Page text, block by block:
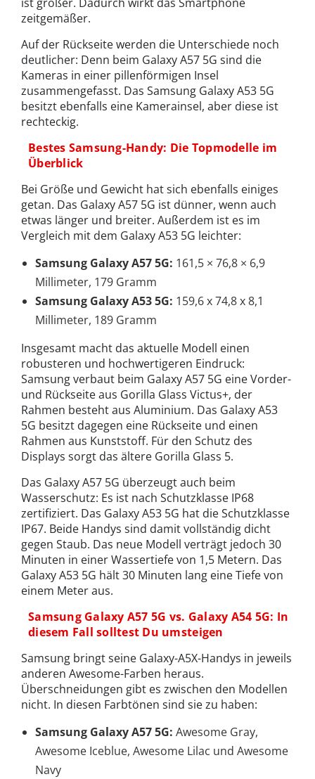
zeitgemäßer.
Auf der Rückseite werden die Unterschiede noch
deutlicher: Denn beim Galaxy A57 5G sind die
Kameras in einer pillenförmigen Insel
zusammengefasst. Das Samsung Galaxy A53 5G
besitzt ebenfalls eine Kamerainsel, aber diese ist
rechteckig.
Bestes Samsung-Handy: Die Topmodelle im
Überblick
Bei Größe und Gewicht hat sich ebenfalls einiges
getan. Das Galaxy A57 5G ist dünner, wenn auch
etwas länger und breiter. Außerdem ist es im
Vergleich mit dem Galaxy A53 5G leichter:
Samsung Galaxy A57 5G: 161,5 × 76,8 × 6,9
Millimeter, 179 Gramm
Samsung Galaxy A53 5G: 159,6 x 74,8 x 8,1
Millimeter, 189 Gramm
Insgesamt macht das aktuelle Modell einen
robusteren und hochwertigeren Eindruck:
Samsung verbaut beim Galaxy A57 5G eine Vorder-
und Rückseite aus Gorilla Glass Victus+, der
Rahmen besteht aus Aluminium. Das Galaxy A53
5G besitzt dagegen eine Rückseite und einen
Rahmen aus Kunststoff. Für den Schutz des
Displays sorgt das ältere Gorilla Glass 5.
Das Galaxy A57 5G überzeugt auch beim
Wasserschutz: Es ist nach Schutzklasse IP68
zertifiziert. Das Galaxy A53 5G hat die Schutzklasse
IP67. Beide Handys sind damit vollständig dicht
gegen Staub. Das neue Modell verträgt jedoch 30
Minuten in einer Wassertiefe von 1,5 Metern. Das
Galaxy A53 5G hält 30 Minuten lang eine Tiefe von
einem Meter aus.
Samsung Galaxy A57 5G vs. Galaxy A54 5G: In
diesem Fall solltest Du umsteigen
Samsung bringt seine Galaxy-A5X-Handys in jeweils
anderen Awesome-Farben heraus.
Überschneidungen gibt es zwischen den Modellen
nicht. In diesen Farbtönen sind sie zu haben:
Samsung Galaxy A57 5G: Awesome Gray,
Awesome Iceblue, Awesome Lilac und Awesome
Navy